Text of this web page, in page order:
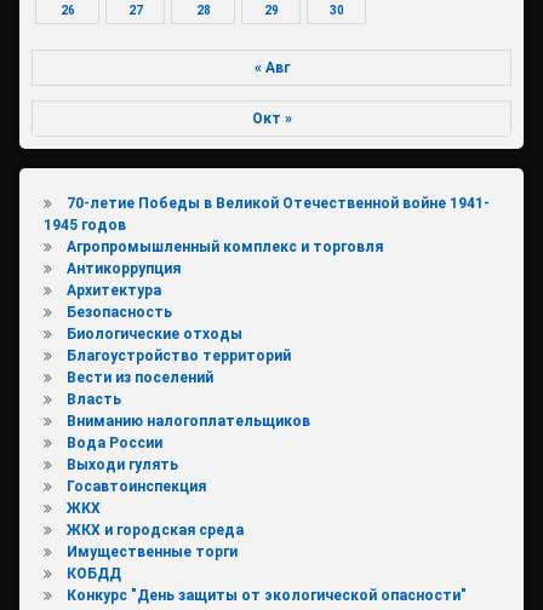
26 27 28 29 30
« Авг
Окт »
70-летие Победы в Великой Отечественной войне 1941-
1945 годов
Агропромышленный комплекс и торговля
Антикоррупция
Архитектура
Безопасность
Биологические отходы
Благоустройство территорий
Вести из поселений
Власть
Вниманию налогоплательщиков
Вода России
Выходи гулять
Госавтоинспекция
ЖКХ
ЖКХ и городская среда
Имущественные торги
КОБДД
Конкурс "День защиты от экологической опасности"